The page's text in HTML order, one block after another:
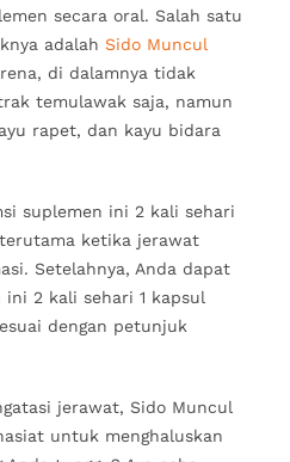
secara oral. Salah satu
adalah Sido Muncul
di dalamnya tidak
temulawak saja, namun
rapet, dan kayu bidara
suplemen ini 2 kali sehari
ketika jerawat
Setelahnya, Anda dapat
ini 2 kali sehari 1 kapsul
dengan petunjuk
jerawat, Sido Muncul
untuk menghaluskan